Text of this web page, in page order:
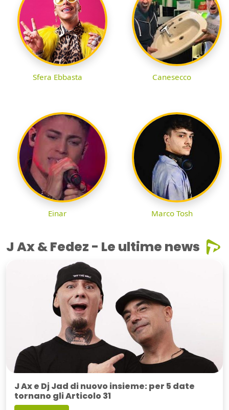
Sfera Ebbasta Canesecco
Einar Marco Tosh
J Ax & Fedez - Le ultime news
J Ax e Dj Jad di nuovo insieme: per 5 date
tornano gli Articolo 31